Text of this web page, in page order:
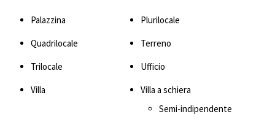
Palazzina
Plurilocale
Quadrilocale
Terreno
Trilocale
Ufficio
Villa
Villa a schiera
Semi-indipendente